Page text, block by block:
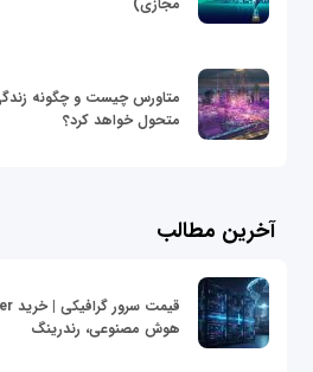
متاورس چیست و چگونه
متحول خواهد کرد؟
آخرین مطالب
هوش مصنوعی، رندرینگ